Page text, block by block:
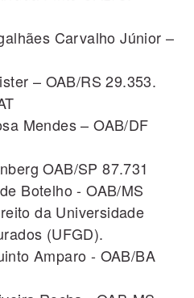
Carvalho Júnior –
– OAB/RS 29.353.
– OAB/DF
OAB/SP 87.731
- OAB/MS
da Universidade
(UFGD).
Amparo - OAB/BA